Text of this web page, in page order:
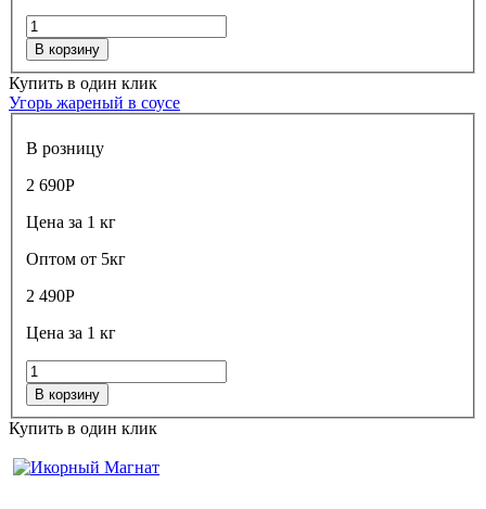
В корзину
Купить в один клик
Угорь жареный в соусе
В розницу
2 690Р
Цена за 1 кг
Оптом от 5кг
2 490Р
Цена за 1 кг
В корзину
Купить в один клик